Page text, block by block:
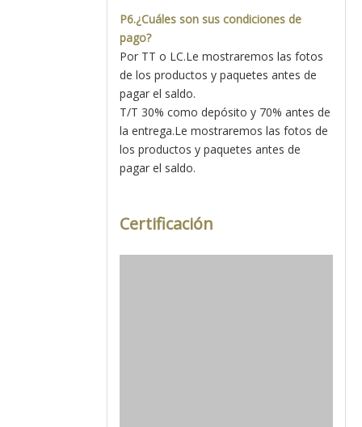
P6.¿Cuáles son sus condiciones de
pago?
Por TT o LC.Le mostraremos las fotos
de los productos y paquetes antes de
pagar el saldo.
T/T 30% como depósito y 70% antes de
la entrega.Le mostraremos las fotos de
los productos y paquetes antes de
pagar el saldo.
Certificación